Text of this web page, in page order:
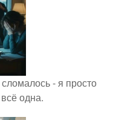
- я просто
одна.